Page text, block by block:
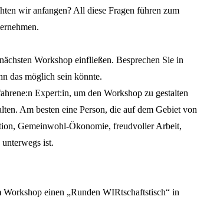
wir anfangen? All diese Fragen führen zum
Workshop einfließen. Besprechen Sie in
das möglich sein könnte.
Expert:in, um den Workshop zu gestalten
Am besten eine Person, die auf dem Gebiet von
Gemeinwohl-Ökonomie, freudvoller Arbeit,
ist.
einen „Runden WIRtschaftstisch“ in